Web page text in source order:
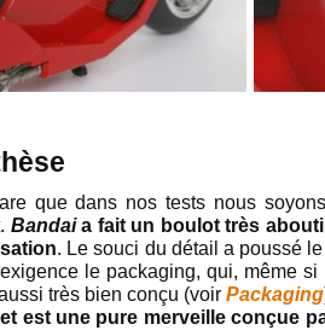
que dans nos tests nous
Bandaia fait un boulot très
. Le souci du détail a poussé
le packaging, qui, même
très bien conçu (voir Packaging
est une pure merveille conçue